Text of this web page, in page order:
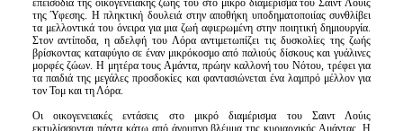
επεισόδια της οικογενειακής ζωής του στο μικρό διαμέρισμα του Σαίντ Λούις
της Ύφεσης. Η πληκτική δουλειά στην αποθήκη υποδηματοποιίας συνθλίβει
τα μελλοντικά του όνειρα για μια ζωή αφιερωμένη στην ποιητική δημιουργία.
Στον αντίποδα, η αδελφή του Λόρα αντιμετωπίζει τις δυσκολίες της ζωής
βρίσκοντας καταφύγιο σε έναν μικρόκοσμο από παλιούς δίσκους και γυάλινες
μορφές ζώων. Η μητέρα τους Αμάντα, πρώην καλλονή του Νότου, τρέφει για
τα παιδιά της μεγάλες προσδοκίες και φαντασιώνεται ένα λαμπρό μέλλον για
τον Τομ και τη Λόρα.
Οι οικογενειακές εντάσεις στο μικρό διαμέρισμα του Σαιντ Λούις
εκτυλίσσονται πάντα κάτω από άγρυπνο βλέμμα της κυριαρχικής Αμάντας. Η